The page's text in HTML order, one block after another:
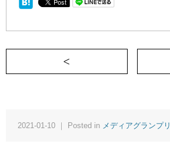
2021-01-10 ｜ Posted in メディアグランプリ